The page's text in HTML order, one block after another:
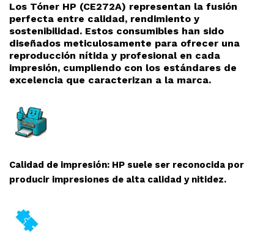
Los Tóner HP (CE272A) representan la fusión
perfecta entre calidad, rendimiento y
sostenibilidad. Estos consumibles han sido
diseñados meticulosamente para ofrecer una
reproducción nítida y profesional en cada
impresión, cumpliendo con los estándares de
excelencia que caracterizan a la marca.
Calidad de impresión: HP suele ser reconocida por
producir impresiones de alta calidad y nitidez.